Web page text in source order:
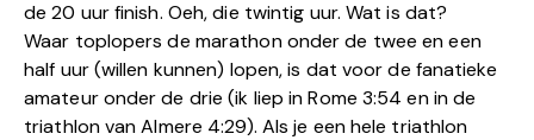
de 20 uur finish. Oeh, die twintig uur. Wat is dat?
Waar toplopers de marathon onder de twee en een
half uur (willen kunnen) lopen, is dat voor de fanatieke
amateur onder de drie (ik liep in Rome 3:54 en in de
triathlon van Almere 4:29). Als je een hele triathlon